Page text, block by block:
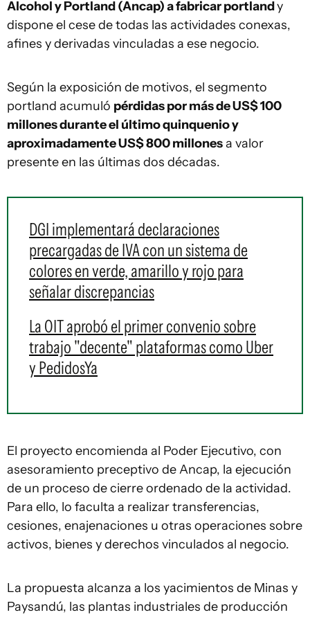
Alcohol y Portland (Ancap) a fabricar portlandy
dispone el cese de todas las actividades conexas,
afines y derivadas vinculadas a ese negocio.
Según la exposición de motivos, el segmento
portland acumuló pérdidas por más de US$ 100
millones durante el último quinquenio y
aproximadamente US$ 800 millonesa valor
presente en las últimas dos décadas.
DGI implementará declaraciones
precargadas de IVA con un sistema de
colores en verde, amarillo y rojo para
señalar discrepancias
La OIT aprobó el primer convenio sobre
trabajo "decente" plataformas como Uber
y PedidosYa
El proyecto encomienda al Poder Ejecutivo, con
asesoramiento preceptivo de Ancap, la ejecución
de un proceso de cierre ordenado de la actividad.
Para ello, lo faculta a realizar transferencias,
cesiones, enajenaciones u otras operaciones sobre
activos, bienes y derechos vinculados al negocio.
La propuesta alcanza a los yacimientos de Minas y
Paysandú, las plantas industriales de producción